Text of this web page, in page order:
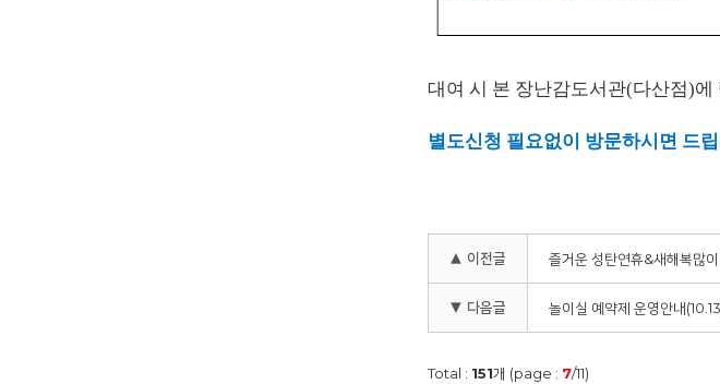
대여 시 본 장난감도서관(다산점)
별도신청 필요없이 방문하시면 드
▲ 이전글 즐거운 성탄연휴&새해복많
▼ 다음글 놀이실 예약제 운영안내
Total : 151개 (page : 7/11)